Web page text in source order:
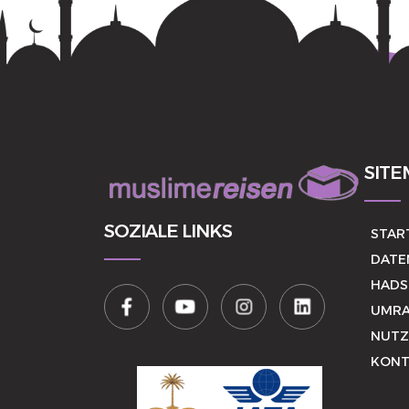
SOZIALE LINKS